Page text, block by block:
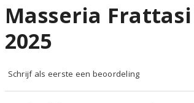
Masseria
2025
Schrijf als eerste een beoordeling